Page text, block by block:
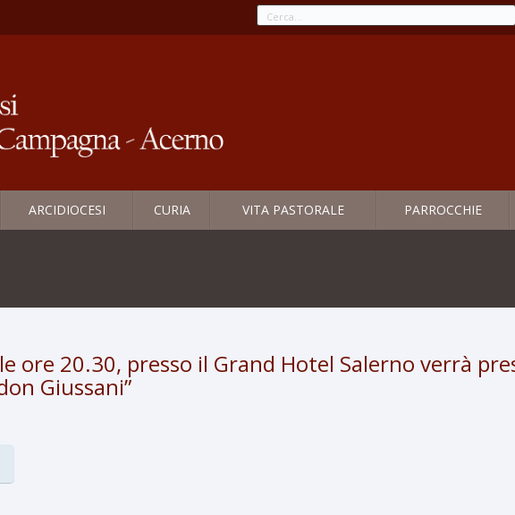
ARCIDIOCESI CURIA VITA PASTORALE PARROCCHIE
ore 20.30, presso il Grand Hotel Salerno verrà
Giussani”